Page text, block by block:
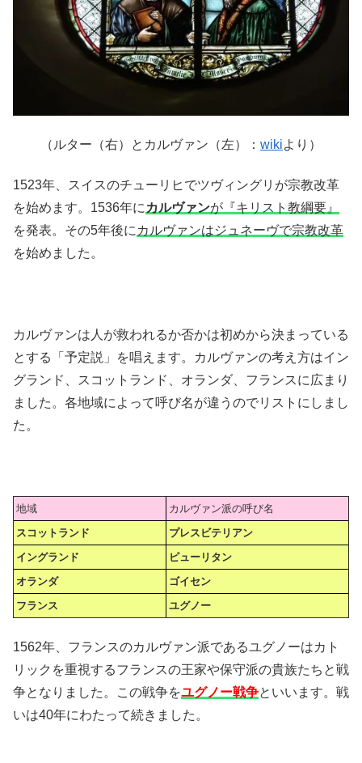
（ルター（右）とカルヴァン（左）： wikiより）
1523年、スイスのチューリヒでツヴィングリが宗教改革
を始めます。1536年に カルヴァンが『キリスト教綱要』
を発表。その5年後に カルヴァンはジュネーヴで宗教改革
を始めました。
カルヴァンは人が救われるか否かは初めから決まっている
とする「予定説」を唱えます。カルヴァンの考え方はイン
グランド、スコットランド、オランダ、フランスに広まり
ました。各地域によって呼び名が違うのでリストにしまし
た。
地域
カルヴァン派の呼び名
スコットランド
プレスビテリアン
イングランド
ピューリタン
オランダ
ゴイセン
フランス
ユグノー
1562年、フランスのカルヴァン派であるユグノーはカト
リックを重視するフランスの王家や保守派の貴族たちと戦
争となりました。この戦争をユグノー戦争といいます。戦
いは40年にわたって続きました。